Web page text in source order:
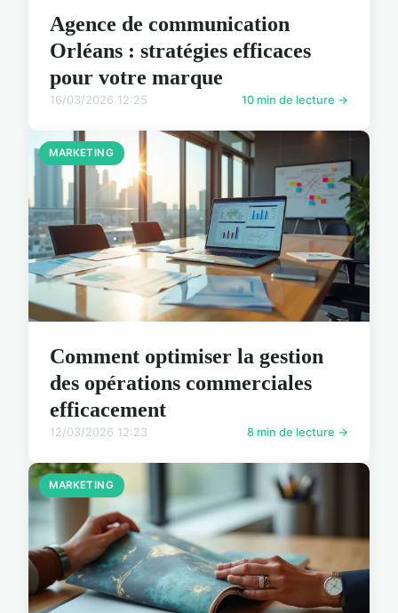
Agence de communication
Orléans : stratégies efficaces
pour votre marque
16/03/2026 12:25 10 min de lecture →
MARKETING
Comment optimiser la gestion
des opérations commerciales
efficacement
12/03/2026 12:23 8 min de lecture →
MARKETING